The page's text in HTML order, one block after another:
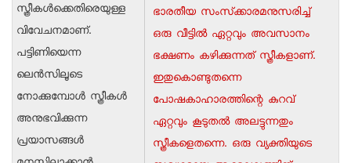
ഭാരതീയ സംസ്‌ക്കാരമനുസരിച്ച്
ഒരു വീട്ടില്‍ ഏറ്റവും അവസാനം
ഭക്ഷണം കഴിക്കുന്നത് സ്ത്രീകളാണ്.
ഇതുകൊണ്ടുതന്നെ
പോഷകാഹാരത്തിന്റെ കുറവ്
ഏറ്റവും കൂടുതല്‍ അലട്ടുന്നതും
സ്ത്രീകളെതന്നെ. ഒരു വ്യക്തിയുടെ
സ്ത്രീകള്‍ക്കെതിരെയുള്ള
വിവേചനമാണ്.
പട്ടിണിയെന്ന
ലെന്‍സിലൂടെ
നോക്കുമ്പോള്‍ സ്ത്രീകള്‍
അനുഭവിക്കുന്ന
പ്രയാസങ്ങള്‍